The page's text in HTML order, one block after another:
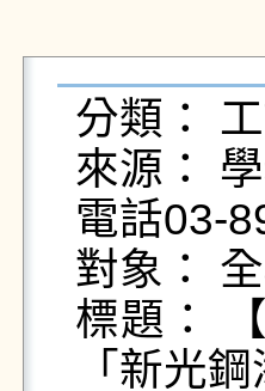
分類：
來源：
電話03-
對象：
標題：
「新光